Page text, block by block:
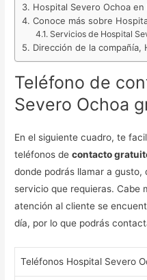
Hospital Severo Ochoa
Conoce más sobre
Servicios de Hospital
Dirección de la compañía,
Teléfono de
Severo Ochoa
En el siguiente cuadro, te
teléfonos decontacto
donde podrás llamar a
servicio que requieras. Cabe
atención al cliente se
día, por lo que podrás
Teléfonos Hospital Severo